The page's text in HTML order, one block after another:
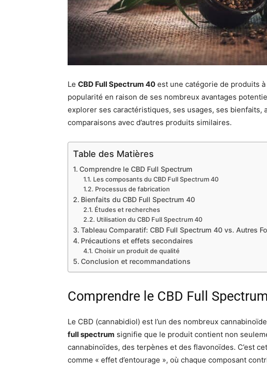
Le CBD Full Spectrum 40 est une catégorie de produits
popularité en raison de ses nombreux avantages
explorer ses caractéristiques, ses usages, ses bienfaits,
comparaisons avec d’autres produits similaires.
Table des Matières
Comprendre le CBD Full Spectrum
Les composants du CBD Full Spectrum 40
Processus de fabrication
Bienfaits du CBD Full Spectrum 40
Études et recherches
Utilisation du CBD Full Spectrum 40
Tableau Comparatif: CBD Full Spectrum 40 vs. Autres
Précautions et effets secondaires
Choisir un produit de qualité
Conclusion et recommandations
Comprendre le CBD Full Spectrum
Le CBD (cannabidiol) est l’un des nombreux
full spectrum signifie que le produit contient non
cannabinoïdes, des terpènes et des flavonoïdes. C’est
comme « effet d’entourage », où chaque composant